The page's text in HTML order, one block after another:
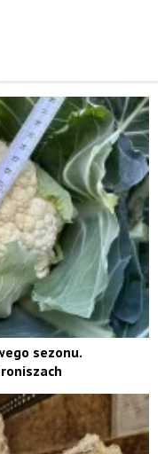
sezonu.